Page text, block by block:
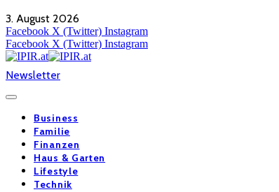
3. August 2026
Facebook X (Twitter) Instagram
Facebook X (Twitter) Instagram
Newsletter
Business
Familie
Finanzen
Haus & Garten
Lifestyle
Technik